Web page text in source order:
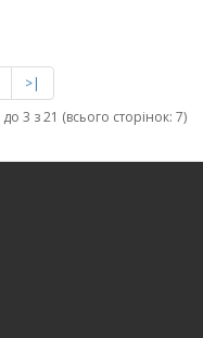
>|
3 з 21 (всього сторінок: 7)